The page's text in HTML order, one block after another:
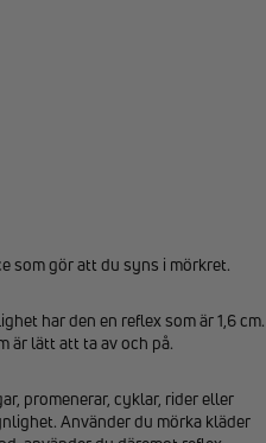
som gör att du syns i mörkret.
har den en reflex som är 1,6 cm.
är lätt att ta av och på.
promenerar, cyklar, rider eller
Använder du mörka kläder